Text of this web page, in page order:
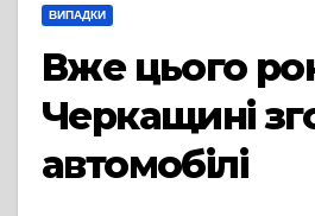
ВИПАДКИ
Вже цього
Черкащині
автомобілі